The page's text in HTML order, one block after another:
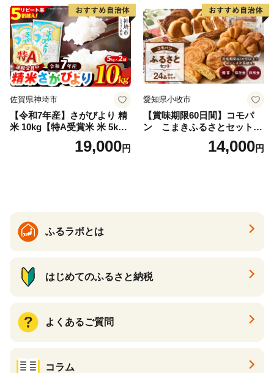
福島県 南相馬市 cu006-ae
佐賀県神埼市
【令和7年産】さがびより 精
米 10kg【特A受賞米 米 5kg×
2袋 お米 コメ こめ 国産 美味
しい ブランド米 人気 ランキ
19,000円
愛知県小牧市
【賞味期限60日間】コモパ
ン こまきふるさとセット
（24個入り）／災害用備蓄
保存食 非常食 防災グッズに
14,000円
ふるラボとは
はじめてのふるさと納税
よくあるご質問
コラム